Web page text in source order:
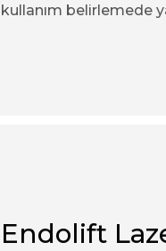
kullanım belirlemede
Endolift